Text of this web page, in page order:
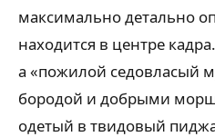
максимально детально
находится в центре
а «пожилой седовласый
бородой и добрыми
одетый в твидовый